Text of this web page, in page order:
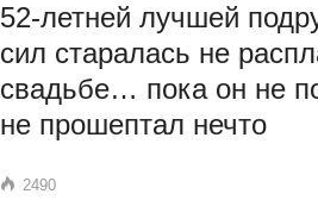
52-летней лучшей
сил старалась не
свадьбе… пока он не
не прошептал нечто
2490